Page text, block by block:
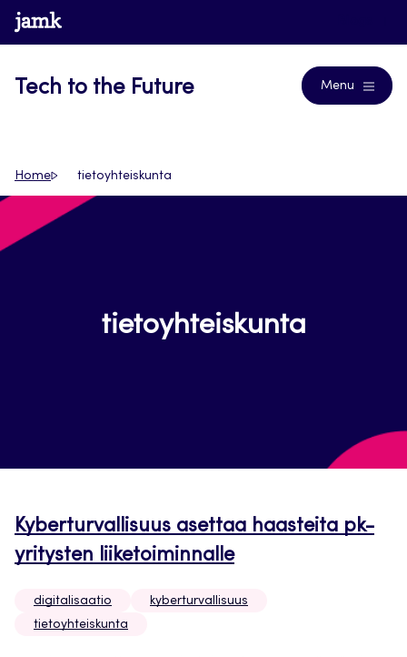
Siirry
suoraan
www.jamk.fi
Tech to the Future Menu
Home tietoyhteiskunta
tietoyhteiskunta
Kyberturvallisuus asettaa haasteita pk-
yritysten liiketoiminnalle
digitalisaatio
kyberturvallisuus
tietoyhteiskunta